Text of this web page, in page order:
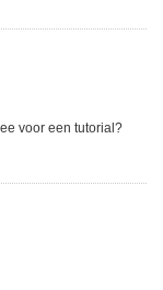
voor een tutorial?